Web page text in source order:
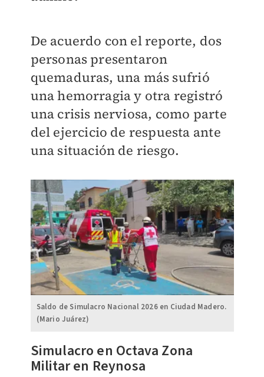
De acuerdo con el reporte, dos
personas presentaron
quemaduras, una más sufrió
una hemorragia y otra registró
una crisis nerviosa, como parte
del ejercicio de respuesta ante
una situación de riesgo.
Saldo de Simulacro Nacional 2026 en Ciudad Madero.
(Mario Juárez)
Simulacro en Octava Zona
Militar en Reynosa